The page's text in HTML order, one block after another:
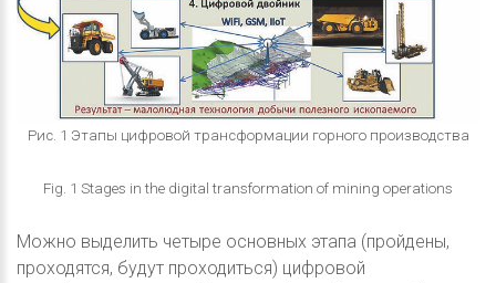
Рис. 1 Этапы цифровой трансформации горного производства
Fig. 1 Stages in the digital transformation of mining operations
Можно выделить четыре основных этапа (пройдены,
проходятся, будут проходиться) цифровой